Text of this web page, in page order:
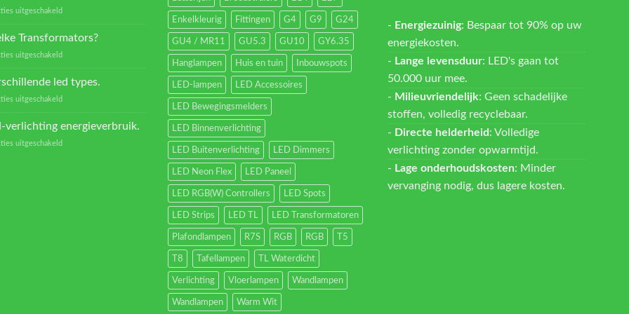
uitgeschakeldvoor
verlichting
Transformators?
uitgeschakeldvoor
Transformators?
led types.
uitgeschakeldvoor
verlichting energieverbruik.
uitgeschakeldvoor
Enkelkleurig Fittingen G4 G9 G24
GU4 / MR11 GU5.3 GU10 GY6.35
Hanglampen Huis en tuin Inbouwspots
LED-lampen LED Accessoires
LED Bewegingsmelders
LED Binnenverlichting
LED Buitenverlichting LED Dimmers
LED Neon Flex LED Paneel
LED RGB(W) Controllers LED Spots
LED Strips LED TL LED Transformatoren
Plafondlampen R7S RGB RGB T5
T8 Tafellampen TL Waterdicht
Verlichting Vloerlampen Wandlampen
Wandlampen Warm Wit
- Energiezuinig: Bespaar tot 90% op uw
energiekosten.
- Lange levensduur: LED's gaan tot
50.000 uur mee.
- Milieuvriendelijk: Geen schadelijke
stoffen, volledig recyclebaar.
- Directe helderheid : Volledige
verlichting zonder opwarmtijd.
- Lage onderhoudskosten: Minder
vervanging nodig, dus lagere kosten.